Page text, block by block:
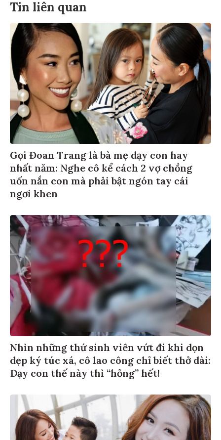
Tin liên quan
Gọi Đoan Trang là bà mẹ dạy con hay
nhất năm: Nghe cô kể cách 2 vợ chồng
uốn nắn con mà phải bật ngón tay cái
ngơi khen
Nhìn những thứ sinh viên vứt đi khi dọn
dẹp ký túc xá, cô lao công chỉ biết thở dài:
Dạy con thế này thì “hỏng” hết!